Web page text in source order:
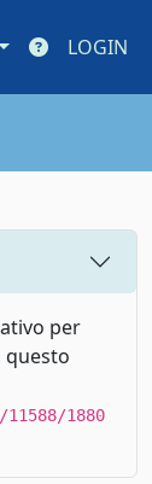
LOGIN
per
questo
1880